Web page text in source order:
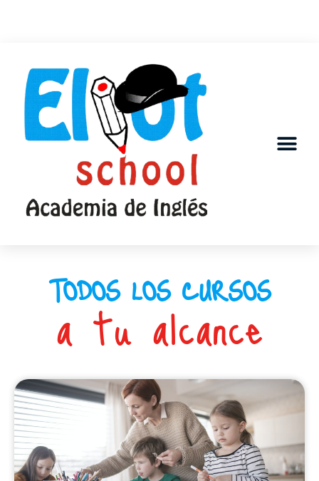
TODOS LOS CURSOS
a tu alcance